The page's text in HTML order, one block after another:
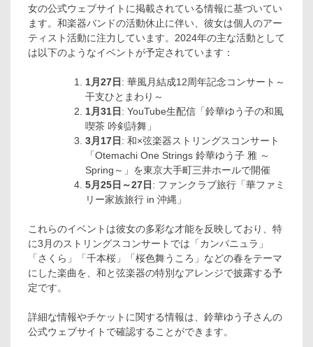
女の公式ウェブサイトに掲載されている情報に基づいてい
ます。和楽器バンドの活動休止に伴い、彼女は個人のアー
ティスト活動に注力しています。2024年の主な活動として
は以下のようなイベントが予定されています：
1月27日 : 華風月結成12周年記念コンサート～
干支ひとまわり～
1月31日 : YouTube生配信「鈴華ゆう子の和風
喫茶 吟剣詩舞」
3月17日 : 和×弦楽器ストリングスコンサート
「Otemachi One Strings 鈴華ゆう子 雅 ～
Spring～」を東京大手町三井ホールで開催
5月25日～27日 : ファンクラブ旅行「華ファミ
リー家族旅行 in 沖縄」
これらのイベントは彼女の多彩な才能を反映しており、特
に3月のストリングスコンサートでは「カンパニュラ」
「さくら」「千本桜」「桜色舞うころ」などの春をテーマ
にした楽曲を、和と弦楽器の特別なアレンジで披露する予
定です。
詳細な情報やチケットに関する情報は、鈴華ゆう子さんの
公式ウェブサイトで確認することができます​​​​​​。